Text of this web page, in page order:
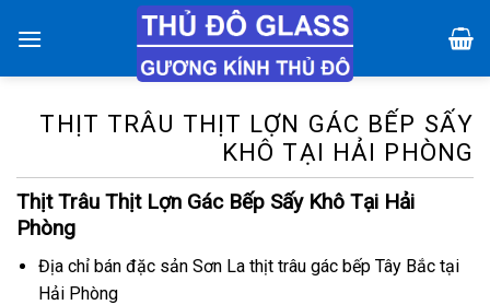
đến
THỊT TRÂU THỊT LỢN GÁC BẾP SẤY
KHÔ TẠI HẢI PHÒNG
Thịt Trâu Thịt Lợn Gác Bếp Sấy Khô Tại Hải
Phòng
Địa chỉ bán đặc sản Sơn La thịt trâu gác bếp Tây Bắc tại
Hải Phòng